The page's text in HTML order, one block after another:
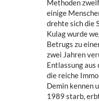
Methoden
einige
drehte sich die
Kulag wurde
Betrugs zu
zwei Jahren
Entlassung
die reiche
Demin kennen
1989 starb,